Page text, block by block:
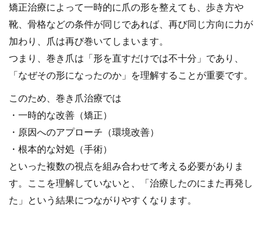
矯正治療によって一時的に爪の形を整えても、歩き方や
靴、骨格などの条件が同じであれば、再び同じ方向に力が
加わり、爪は再び巻いてしまいます。
つまり、巻き爪は「形を直すだけでは不十分」であり、
「なぜその形になったのか」を理解することが重要です。
このため、巻き爪治療では
・一時的な改善（矯正）
・原因へのアプローチ（環境改善）
・根本的な対処（手術）
といった複数の視点を組み合わせて考える必要がありま
す。ここを理解していないと、「治療したのにまた再発し
た」という結果につながりやすくなります。